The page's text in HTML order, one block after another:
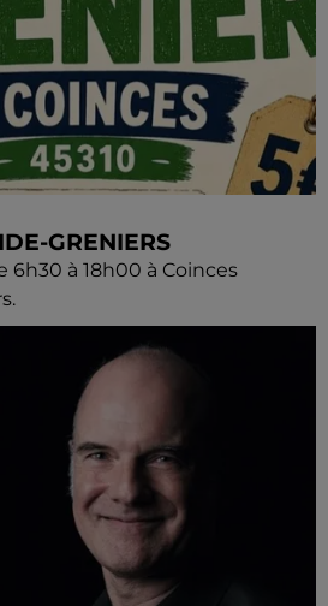
GRENIERS
6h30 à 18h00 à Coinces